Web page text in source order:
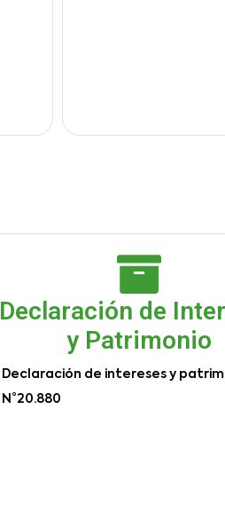
Declaración de
y Patrimonio
Declaración de intereses y
N°20.880